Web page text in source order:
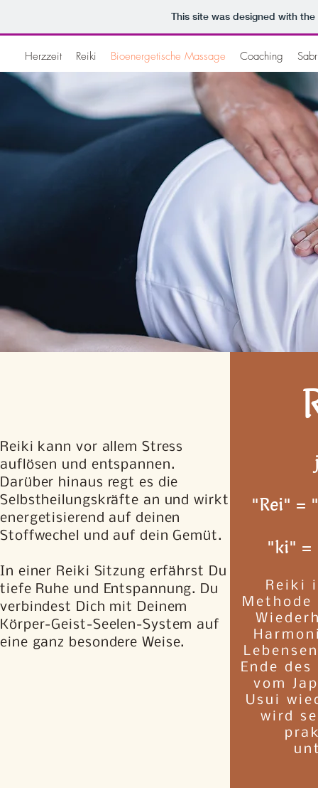
This site was designed with the
Herzzeit Reiki Bioenergetische Massage Coaching
Reiki kann vor allem Stress
auflösen und entspannen.
Darüber hinaus regt es die
Selbstheilungskräfte an und wirkt
energetisierend auf deinen
Stoffwechel und auf dein Gemüt.
In einer Reiki Sitzung erfährst Du
tiefe Ruhe und Entspannung. Du
verbindest Dich mit Deinem
Körper-Geist-Seelen-System auf
eine ganz besondere Weise.
"Rei" =
"ki" =
Reiki
Ende
vom
Usui
wird